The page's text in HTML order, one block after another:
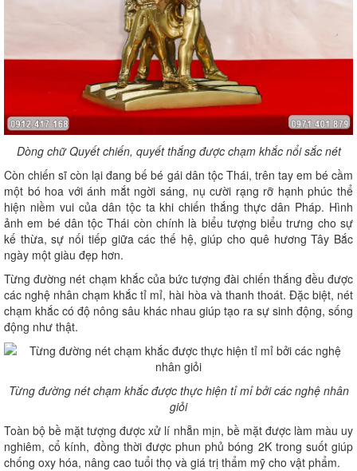
Dòng chữ Quyết chiến, quyết thắng được chạm khắc nổi sắc nét
Còn chiến sĩ còn lại đang bế bé gái dân tộc Thái, trên tay em bé cầm
một bó hoa với ánh mắt ngời sáng, nụ cười rạng rỡ hạnh phúc thể
hiện niềm vui của dân tộc ta khi chiến thắng thực dân Pháp. Hình
ảnh em bé dân tộc Thái còn chính là biểu tượng biểu trưng cho sự
kế thừa, sự nối tiếp giữa các thế hệ, giúp cho quê hương Tây Bắc
ngày một giàu đẹp hơn.
Từng đường nét chạm khắc của bức tượng đài chiến thắng đều được
các nghệ nhân chạm khắc tỉ mỉ, hài hòa và thanh thoát. Đặc biệt, nét
chạm khắc có độ nông sâu khác nhau giúp tạo ra sự sinh động, sống
động như thật.
Từng đường nét chạm khắc được thực hiện tỉ mỉ bởi các nghệ nhân
giỏi
Toàn bộ bề mặt tượng được xử lí nhẵn mịn, bề mặt được làm màu uy
nghiêm, cổ kính, đồng thời được phun phủ bóng 2K trong suốt giúp
chống oxy hóa, nâng cao tuổi thọ và giá trị thẩm mỹ cho vật phẩm.